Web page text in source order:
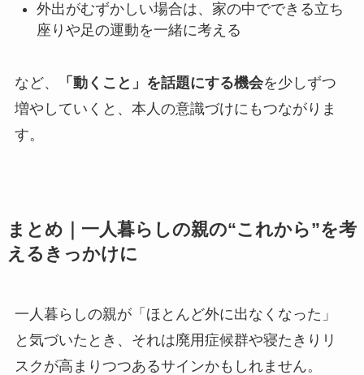
外出がむずかしい場合は、家の中でできる立ち
座りや足の運動を一緒に考える
など、 「動くこと」を話題にする機会を少しずつ
増やしていくと、本人の意識づけにもつながりま
す。
まとめ｜一人暮らしの親の“これから”を考
えるきっかけに
一人暮らしの親が「ほとんど外に出なくなった」
と気づいたとき、それは廃用症候群や寝たきりリ
スクが高まりつつあるサインかもしれません。